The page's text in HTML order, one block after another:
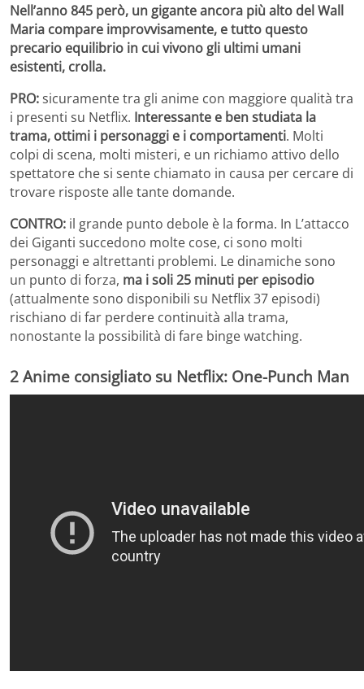
Nell’anno 845 però, un gigante ancora più alto del Wall
Maria compare improvvisamente, e tutto questo
precario equilibrio in cui vivono gli ultimi umani
esistenti, crolla.
PRO:sicuramente tra gli anime con maggiore qualità tra
i presenti su Netflix. Interessante e ben studiata la
trama, ottimi i personaggi e i comportamenti. Molti
colpi di scena, molti misteri, e un richiamo attivo dello
spettatore che si sente chiamato in causa per cercare di
trovare risposte alle tante domande.
CONTRO: il grande punto debole è la forma. In L’attacco
dei Giganti succedono molte cose, ci sono molti
personaggi e altrettanti problemi. Le dinamiche sono
un punto di forza, ma i soli 25 minuti per episodio
(attualmente sono disponibili su Netflix 37 episodi)
rischiano di far perdere continuità alla trama,
nonostante la possibilità di fare binge watching.
2 Anime consigliato su Netflix: One-Punch Man